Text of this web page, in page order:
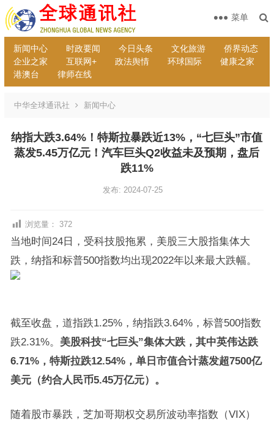
新闻中心 时政要闻 今日头条 文化旅游
侨界动态
企业之家
互联网+ 政法舆情 环球国际
健康之家
港澳台
律师在线
菜单
中华全球通讯社 新闻中心
纳指大跌3.64%！特斯拉暴跌近13%，“七巨头”市值
蒸发5.45万亿元！汽车巨头Q2收益未及预期，盘后
跌11%
发布: 2024-07-25
浏览量： 372
当地时间24日，受科技股拖累，美股三大股指集体大
跌，纳指和标普500指数均出现2022年以来最大跌幅。
截至收盘，道指跌1.25%，纳指跌3.64%，标普500指数
跌2.31%。 美股科技“七巨头”集体大跌，其中英伟达跌
6.71%，特斯拉跌12.54%，单日市值合计蒸发超7500亿
美元（约合人民币5.45万亿元）。
随着股市暴跌，芝加哥期权交易所波动率指数（VIX）